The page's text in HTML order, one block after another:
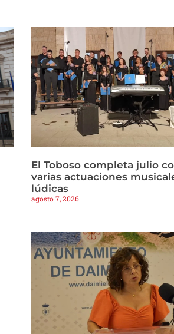
El Toboso completa julio
varias actuaciones
lúdicas
agosto 7, 2026